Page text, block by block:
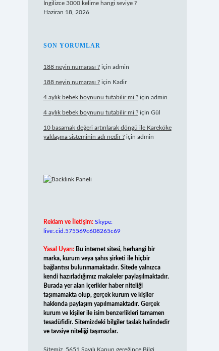
İngilizce 3000 kelime hangi seviye ?
Haziran 18, 2026
SON YORUMLAR
188 neyin numarası ?için admin
188 neyin numarası ?için Kadir
4 aylık bebek boynunu tutabilir mi ?için admin
4 aylık bebek boynunu tutabilir mi ?için Gül
10 basamak değeri artırılarak döngü ile Kareköke
yaklaşma sisteminin adı nedir ?için admin
Reklam ve İletişim: Skype:
live:.cid.575569c608265c69
Yasal Uyarı: Bu internet sitesi, herhangi bir
marka, kurum veya şahıs şirketi ile hiçbir
bağlantısı bulunmamaktadır. Sitede yalnızca
kendi hazırladığımız makaleler paylaşılmaktadır.
Burada yer alan içerikler haber niteliği
taşımamakta olup, gerçek kurum ve kişiler
hakkında paylaşım yapılmamaktadır. Gerçek
kurum ve kişiler ile isim benzerlikleri tamamen
tesadüfidir. Sitemizdeki bilgiler taslak halindedir
ve tavsiye niteliği taşımazlar.
Sitemiz, 5651 Sayılı Kanun gereğince Bilgi